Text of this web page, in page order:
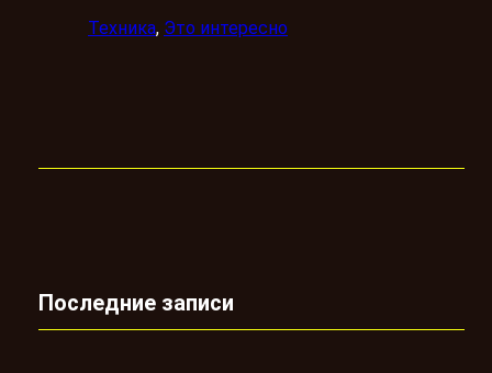
Техника, Это интересно
Последние записи